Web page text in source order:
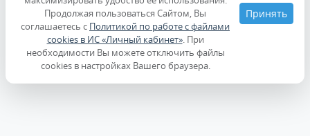
Ученые степени, звания
Повышение квалификации
Продолжая пользоваться Сайтом, Вы
соглашаетесь с Политикой по работе с файлами
cookies в ИС «Личный кабинет». При
необходимости Вы можете отключить файлы
cookies в настройках Вашего браузера.
Принять